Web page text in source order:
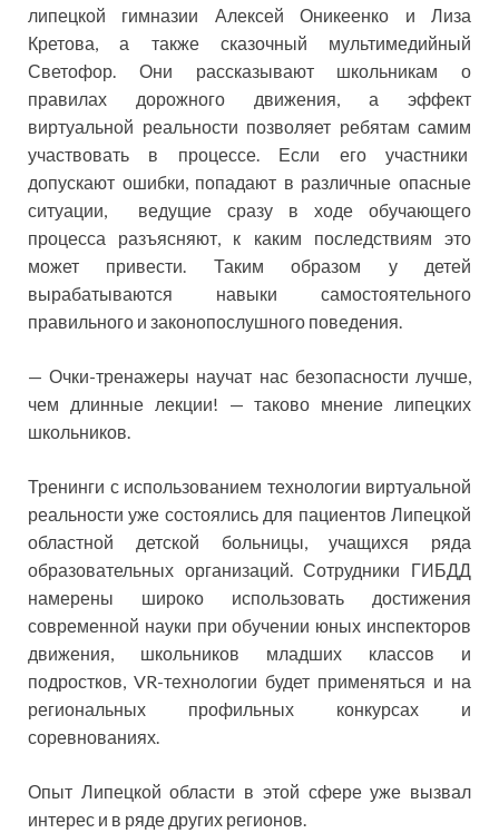
липецкой гимназии Алексей Оникеенко и Лиза
Кретова, а также сказочный мультимедийный
Светофор. Они рассказывают школьникам о
правилах дорожного движения, а эффект
виртуальной реальности позволяет ребятам самим
участвовать в процессе. Если его участники
допускают ошибки, попадают в различные опасные
ситуации, ведущие сразу в ходе обучающего
процесса разъясняют, к каким последствиям это
может привести. Таким образом у детей
вырабатываются навыки самостоятельного
правильного и законопослушного поведения.
— Очки-тренажеры научат нас безопасности лучше,
чем длинные лекции! — таково мнение липецких
школьников.
Тренинги с использованием технологии виртуальной
реальности уже состоялись для пациентов Липецкой
областной детской больницы, учащихся ряда
образовательных организаций. Сотрудники ГИБДД
намерены широко использовать достижения
современной науки при обучении юных инспекторов
движения, школьников младших классов и
подростков, VR-технологии будет применяться и на
региональных профильных конкурсах и
соревнованиях.
Опыт Липецкой области в этой сфере уже вызвал
интерес и в ряде других регионов.